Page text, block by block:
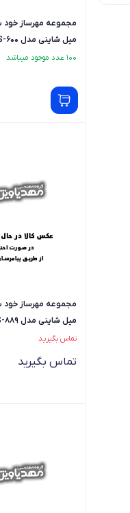
میل شاینی مدل S-600 - فارسی و لاتین
100 عدد موجود میباشد
میل شاینی مدل S-889 - فارسی
تماس بگیرید
تماس بگیرید